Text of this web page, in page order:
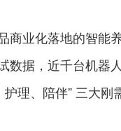
商业化落地的智能
数据，近千台机器
理、陪伴” 三大刚